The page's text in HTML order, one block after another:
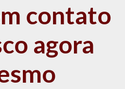
contato
agora